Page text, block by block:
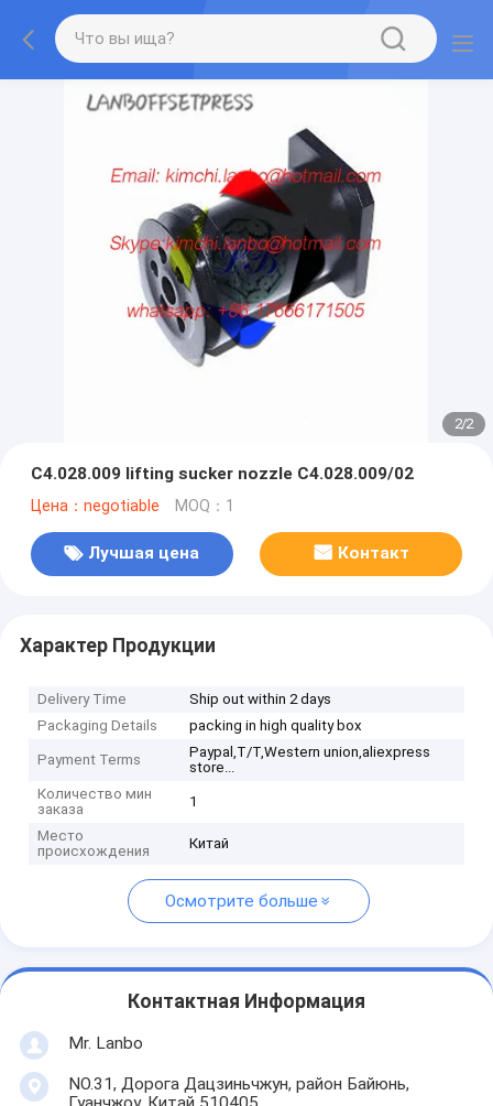
2/2
C4.028.009 lifting sucker nozzle C4.028.009/02
Цена：negotiable MOQ：1
Лучшая цена Контакт
Характер Продукции
Delivery Time
Ship out within 2 days
Packaging Details
packing in high quality box
Payment Terms
Paypal,T/T,Western union,aliexpress
store...
Количество мин
заказа
1
Место
происхождения
Китай
Осмотрите больше
Контактная Информация
Mr. Lanbo
NO.31, Дорога Дацзиньчжун, район Байюнь,